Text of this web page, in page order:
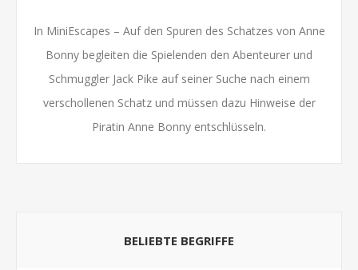
In MiniEscapes – Auf den Spuren des Schatzes von Anne
Bonny begleiten die Spielenden den Abenteurer und
Schmuggler Jack Pike auf seiner Suche nach einem
verschollenen Schatz und müssen dazu Hinweise der
Piratin Anne Bonny entschlüsseln.
BELIEBTE BEGRIFFE